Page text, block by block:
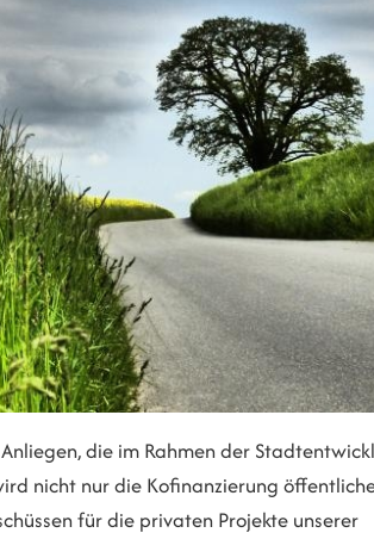
die im Rahmen der
nicht nur die Kofinanzierung
für die privaten Projekte unserer